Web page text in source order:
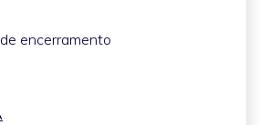
encerramento